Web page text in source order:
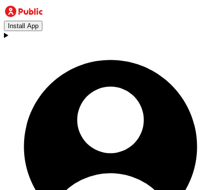
Install App